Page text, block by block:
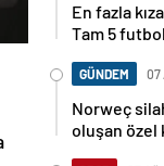
En fazla
Tam 5
GÜNDEM 07
Norweç
oluşan